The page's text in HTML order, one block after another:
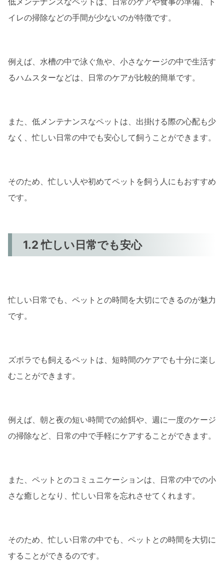
イレの掃除などの手間が少ないのが特徴です。
例えば、水槽の中で泳ぐ魚や、小さなケージの中で生活す
るハムスターなどは、日常のケアが比較的簡単です。
また、低メンテナンスなペットは、出掛ける際の心配も少
なく、忙しい日常の中でも安心して飼うことができます。
そのため、忙しい人や初めてペットを飼う人にもおすすめ
です。
1.2 忙しい日常でも安心
忙しい日常でも、ペットとの時間を大切にできるのが魅力
です。
ズボラでも飼えるペットは、短時間のケアでも十分に楽し
むことができます。
例えば、朝と夜の短い時間での給餌や、週に一度のケージ
の掃除など、日常の中で手軽にケアすることができます。
また、ペットとのコミュニケーションは、日常の中での小
さな癒しとなり、忙しい日常を忘れさせてくれます。
そのため、忙しい日常の中でも、ペットとの時間を大切に
することができるのです。